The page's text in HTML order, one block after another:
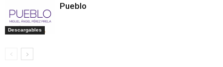
Descargables
Pueblo